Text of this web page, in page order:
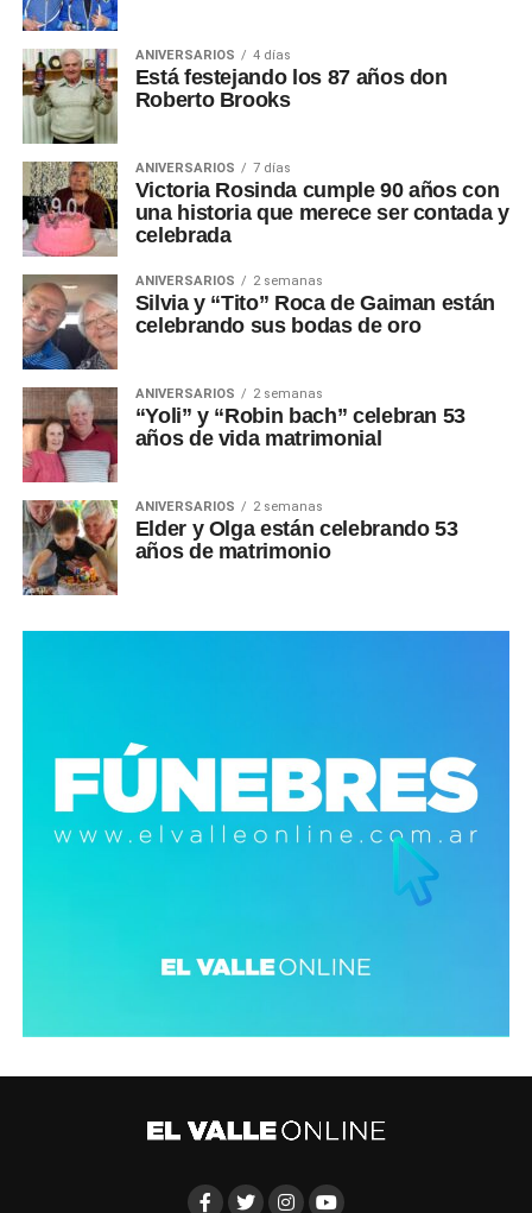
ANIVERSARIOS 4 días
Está festejando los 87 años don
Roberto Brooks
ANIVERSARIOS 7 días
Victoria Rosinda cumple 90 años con
una historia que merece ser contada y
celebrada
ANIVERSARIOS 2 semanas
Silvia y “Tito” Roca de Gaiman están
celebrando sus bodas de oro
ANIVERSARIOS 2 semanas
“Yoli” y “Robin bach” celebran 53
años de vida matrimonial
ANIVERSARIOS 2 semanas
Elder y Olga están celebrando 53
años de matrimonio